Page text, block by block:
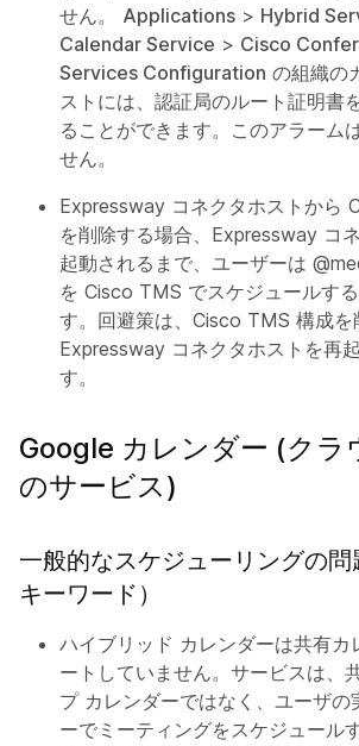
せん。 Applications > Hybrid
Calendar Service > Cisco
Services Configuration の組織の
ストには、認証局のルート証明書
ることができます。このアラーム
せん。
Expressway コネクタホストから
を削除する場合、Expressway コ
起動されるまで、ユーザーは
を Cisco TMS でスケジュールす
す。回避策は、Cisco TMS 構成を
Expressway コネクタホストを再
す。
Google カレンダー (クラ
のサービス)
一般的なスケジューリングの
キーワード）
ハイブリッド カレンダーは共有カ
ートしていません。サービスは、
プ カレンダーではなく、ユーザの
ーでミーティングをスケジュール